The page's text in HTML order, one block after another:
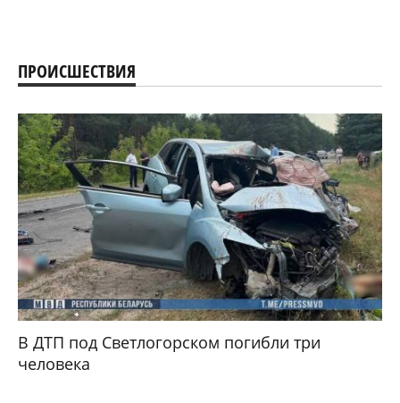
ПРОИСШЕСТВИЯ
В ДТП под Светлогорском погибли три
человека